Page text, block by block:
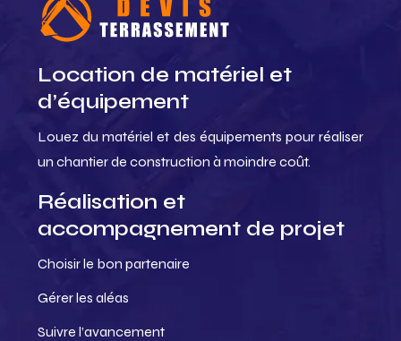
Location de matériel et
d’équipement
Louez du matériel et des équipements pour réaliser
un chantier de construction à moindre coût.
Réalisation et
accompagnement de projet
Choisir le bon partenaire
Gérer les aléas
Suivre l’avancement